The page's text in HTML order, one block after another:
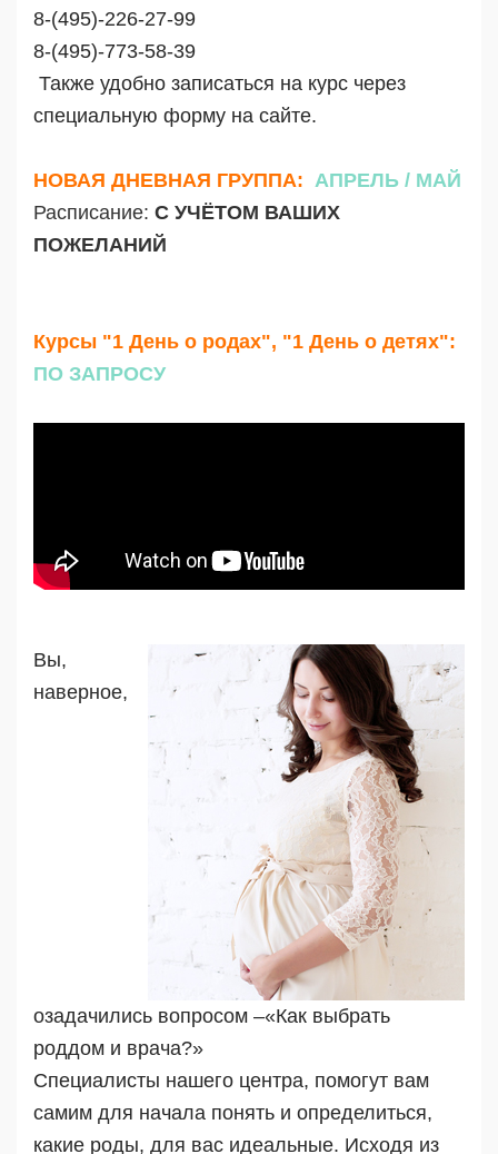
8-(495)-226-27-99
8-(495)-773-58-39
Также удобно записаться на курс через
специальную форму на сайте.
НОВАЯ ДНЕВНАЯ ГРУППА: АПРЕЛЬ / МАЙ
Расписание: С УЧЁТОМ ВАШИХ
ПОЖЕЛАНИЙ
Курсы "1 День о родах", "1 День о детях":
ПО ЗАПРОСУ
Вы,
наверное,
озадачились вопросом –«Как выбрать
роддом и врача?»
Специалисты нашего центра, помогут вам
самим для начала понять и определиться,
какие роды, для вас идеальные. Исходя из